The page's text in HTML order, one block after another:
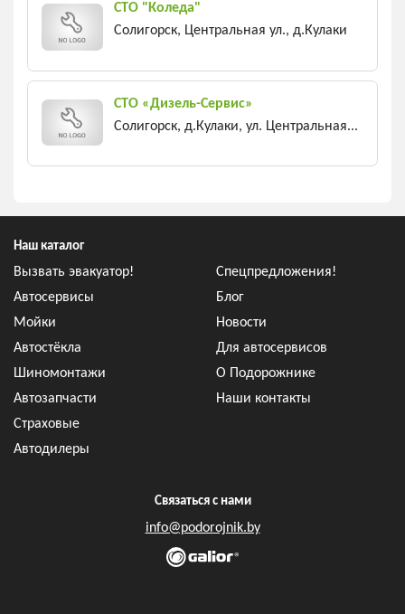
СТО "Коледа"
Солигорск, Центральная ул., д.Кулаки
СТО «Дизель-Сервис»
Солигорск, д.Кулаки, ул. Центральная...
Наш каталог
Вызвать эвакуатор!
Автосервисы
Мойки
Автостёкла
Шиномонтажи
Автозапчасти
Страховые
Автодилеры
Спецпредложения!
Блог
Новости
Для автосервисов
О Подорожнике
Наши контакты
Связаться с нами
info@podorojnik.by